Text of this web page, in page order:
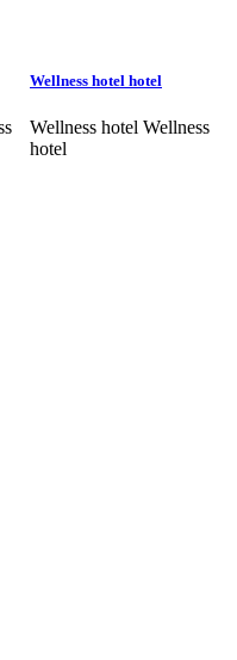
Wellness hotel hotel
Wellness hotel Wellness
hotel